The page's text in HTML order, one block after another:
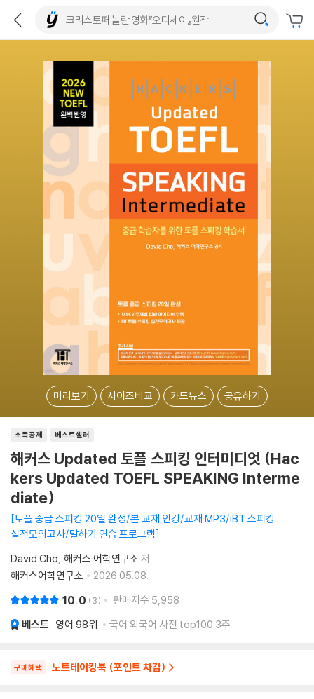
미리보기 사이즈비교 카드뉴스 공유하기
소득공제 베스트셀러
해커스 Updated 토플 스피킹 인터미디엇 (Hac
kers Updated TOEFL SPEAKING Interme
diate)
토플 중급 스피킹 20일 완성/본 교재 인강/교재 MP3/iBT 스피킹
실전모의고사/말하기 연습 프로그램
David Cho 해커스 어학연구소 저
해커스어학연구소
2026.05.08.
10.0 3 판매지수 5,958
베스트 영어 98위 국어 외국어 사전 top100 3주
구매혜택 노트테이킹북 (포인트 차감)